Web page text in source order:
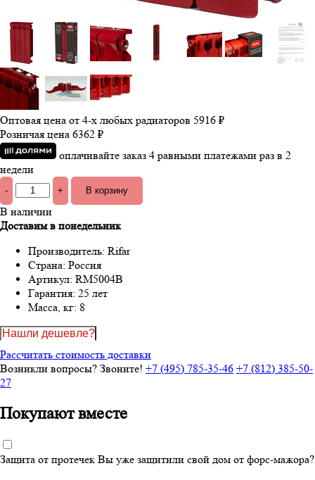
Оптовая цена от 4-х любых радиаторов 5916 ₽
Розничая цена 6362 ₽
оплачивайте заказ 4 равными платежами раз в 2
недели
- +
В наличии
Доставим в понедельник
Производитель: Rifar
Страна: Россия
Артикул: RM5004B
Гарантия: 25 лет
Масса, кг: 8
Нашли дешевле?
Рассчитать стоимость доставки
Возникли вопросы? Звоните! +7 (495) 785-35-46 +7 (812) 385-50-
27
Покупают вместе
Защита от протечек Вы уже защитили свой дом от форс-мажора?